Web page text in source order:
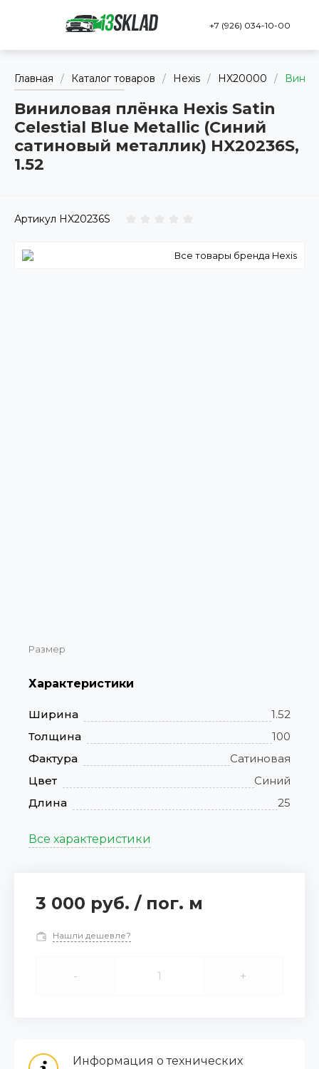
+7 (926) 034-10-00
Главная / Каталог товаров / Hexis / HX20000 /
Виниловая плёнка Hexis Satin
Celestial Blue Metallic (Синий
сатиновый металлик) HX20236S,
1.52
Артикул HX20236S
Все товары бренда Hexis
Размер
Характеристики
Ширина
1.52
Толщина
100
Фактура
Сатиновая
Цвет
Синий
Длина
25
Все характеристики
3 000 руб. / пог. м
Нашли дешевле?
- +
Информация о технических